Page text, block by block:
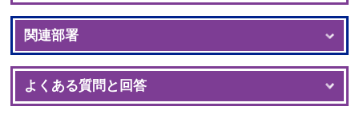
関連部署
よくある質問と回答